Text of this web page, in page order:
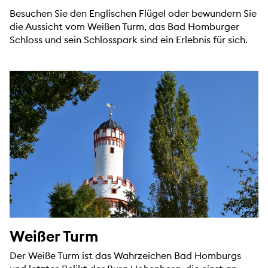
Besuchen Sie den Englischen Flügel oder bewundern Sie
die Aussicht vom Weißen Turm, das Bad Homburger
Schloss und sein Schlosspark sind ein Erlebnis für sich.
Weißer Turm
Der Weiße Turm ist das Wahrzeichen Bad Homburgs